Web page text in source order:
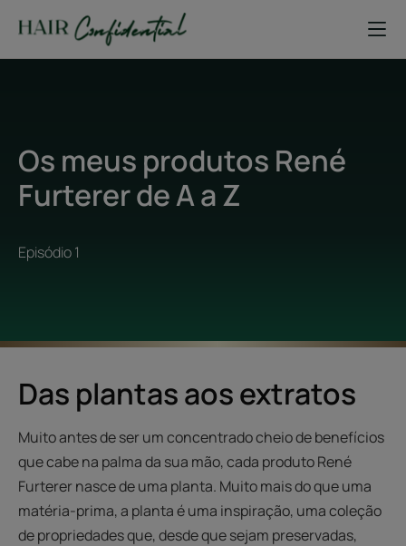
Os meus produtos René
Furterer de A a Z
Episódio 1
Das plantas aos extratos
Muito antes de ser um concentrado cheio de benefícios
que cabe na palma da sua mão, cada produto René
Furterer nasce de uma planta. Muito mais do que uma
matéria-prima, a planta é uma inspiração, uma coleção
de propriedades que, desde que sejam preservadas,